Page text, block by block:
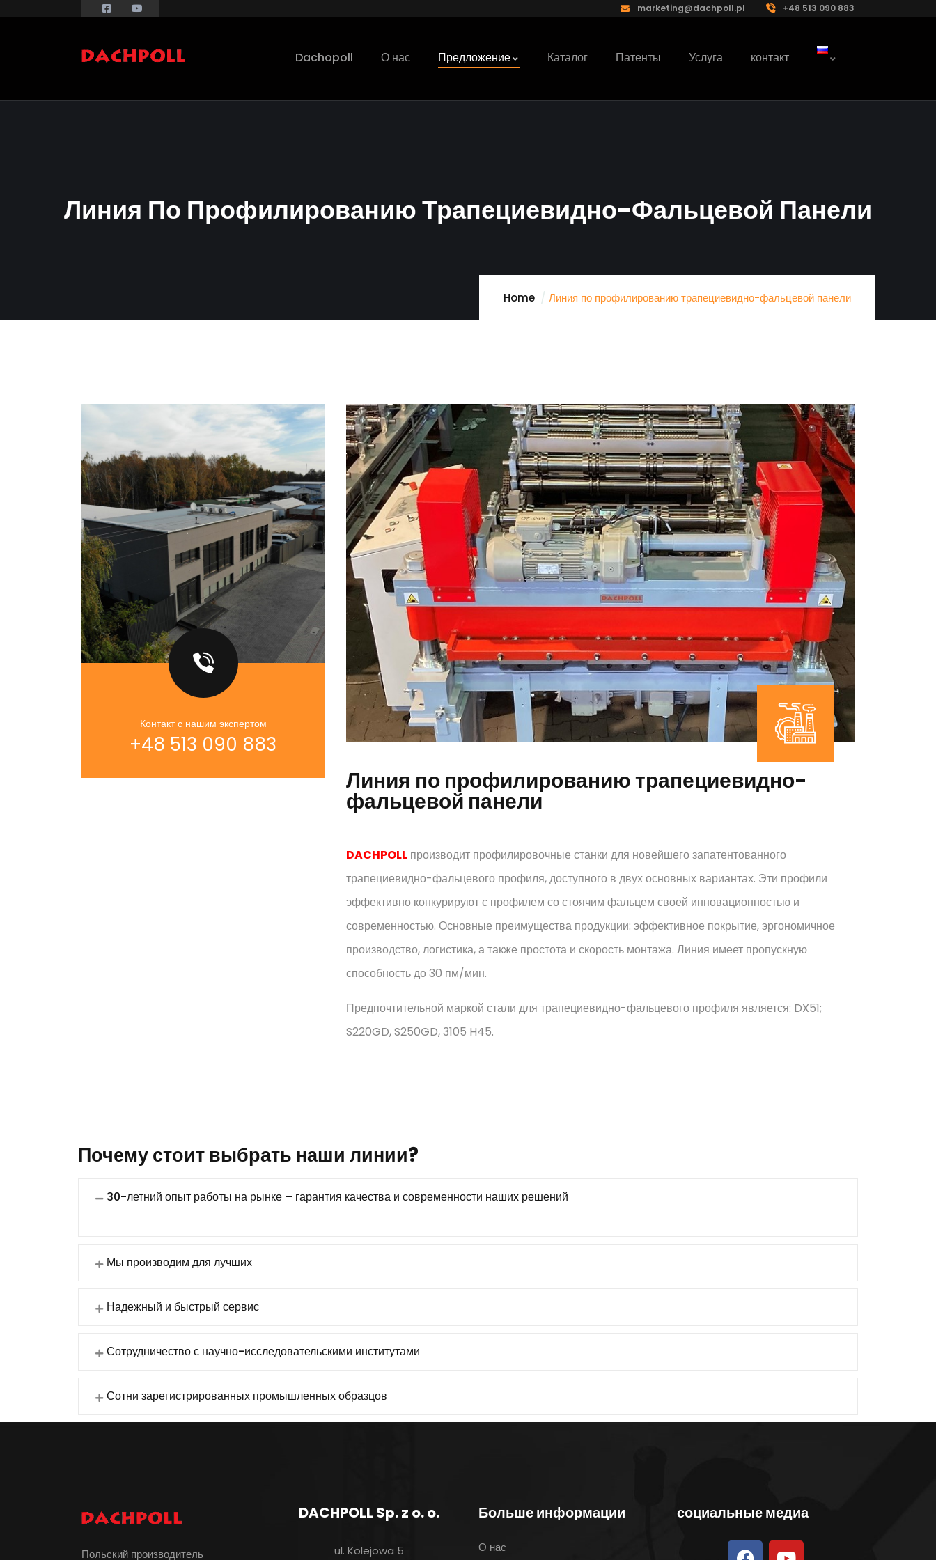
marketing@dachpoll.pl +48 513 090 883
Dachopoll О нас Предложение Каталог Патенты Услуга контакт
Линия По Профилированию Трапециевидно-Фальцевой Панели
Home Линия по профилированию трапециевидно-фальцевой панели
Контакт с нашим экспертом
+48 513 090 883
Линия по профилированию трапециевидно-
фальцевой панели
DACHPOLLпроизводит профилировочные станки для новейшего запатентованного
трапециевидно-фальцевого профиля, доступного в двух основных вариантах. Эти профили
эффективно конкурируют с профилем со стоячим фальцем своей инновационностью и
современностью. Основные преимущества продукции: эффективное покрытие, эргономичное
производство, логистика, а также простота и скорость монтажа. Линия имеет пропускную
способность до 30 пм/мин.
Предпочтительной маркой стали для трапециевидно-фальцевого профиля является: DX51;
S220GD, S250GD, 3105 H45.
Почему стоит выбрать наши линии?
30-летний опыт работы на рынке – гарантия качества и современности наших решений
Мы производим для лучших
Надежный и быстрый сервис
Сотрудничество с научно-исследовательскими институтами
Сотни зарегистрированных промышленных образцов
Польский производитель
DACHPOLL Sp. z o. o.
ul. Kolejowa 5
Больше информации
О нас
социальные медиа